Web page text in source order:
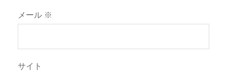
メール ※
サイト